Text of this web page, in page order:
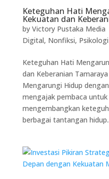
Keteguhan Hati
Kekuatan dan
by Victory Pustaka Media
Digital, Nonfiksi, Psikologi
Keteguhan Hati
dan Keberanian
Mengarungi Hidup
mengajak pembaca
mengembangkan
berbagai tantangan